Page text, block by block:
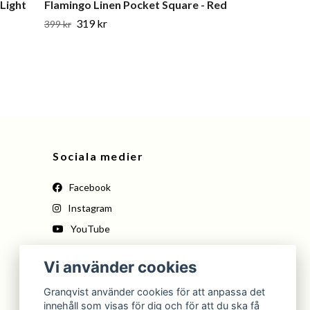
Flamingo Linen Pocket Square - Red
399 kr 319 kr
Sociala medier
Facebook
Instagram
YouTube
Tiktok
Vi använder cookies
Granqvist använder cookies för att anpassa det
innehåll som visas för dig och för att du ska få